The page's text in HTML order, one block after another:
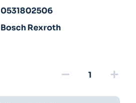
0531802506
Bosch Rexroth
remove add